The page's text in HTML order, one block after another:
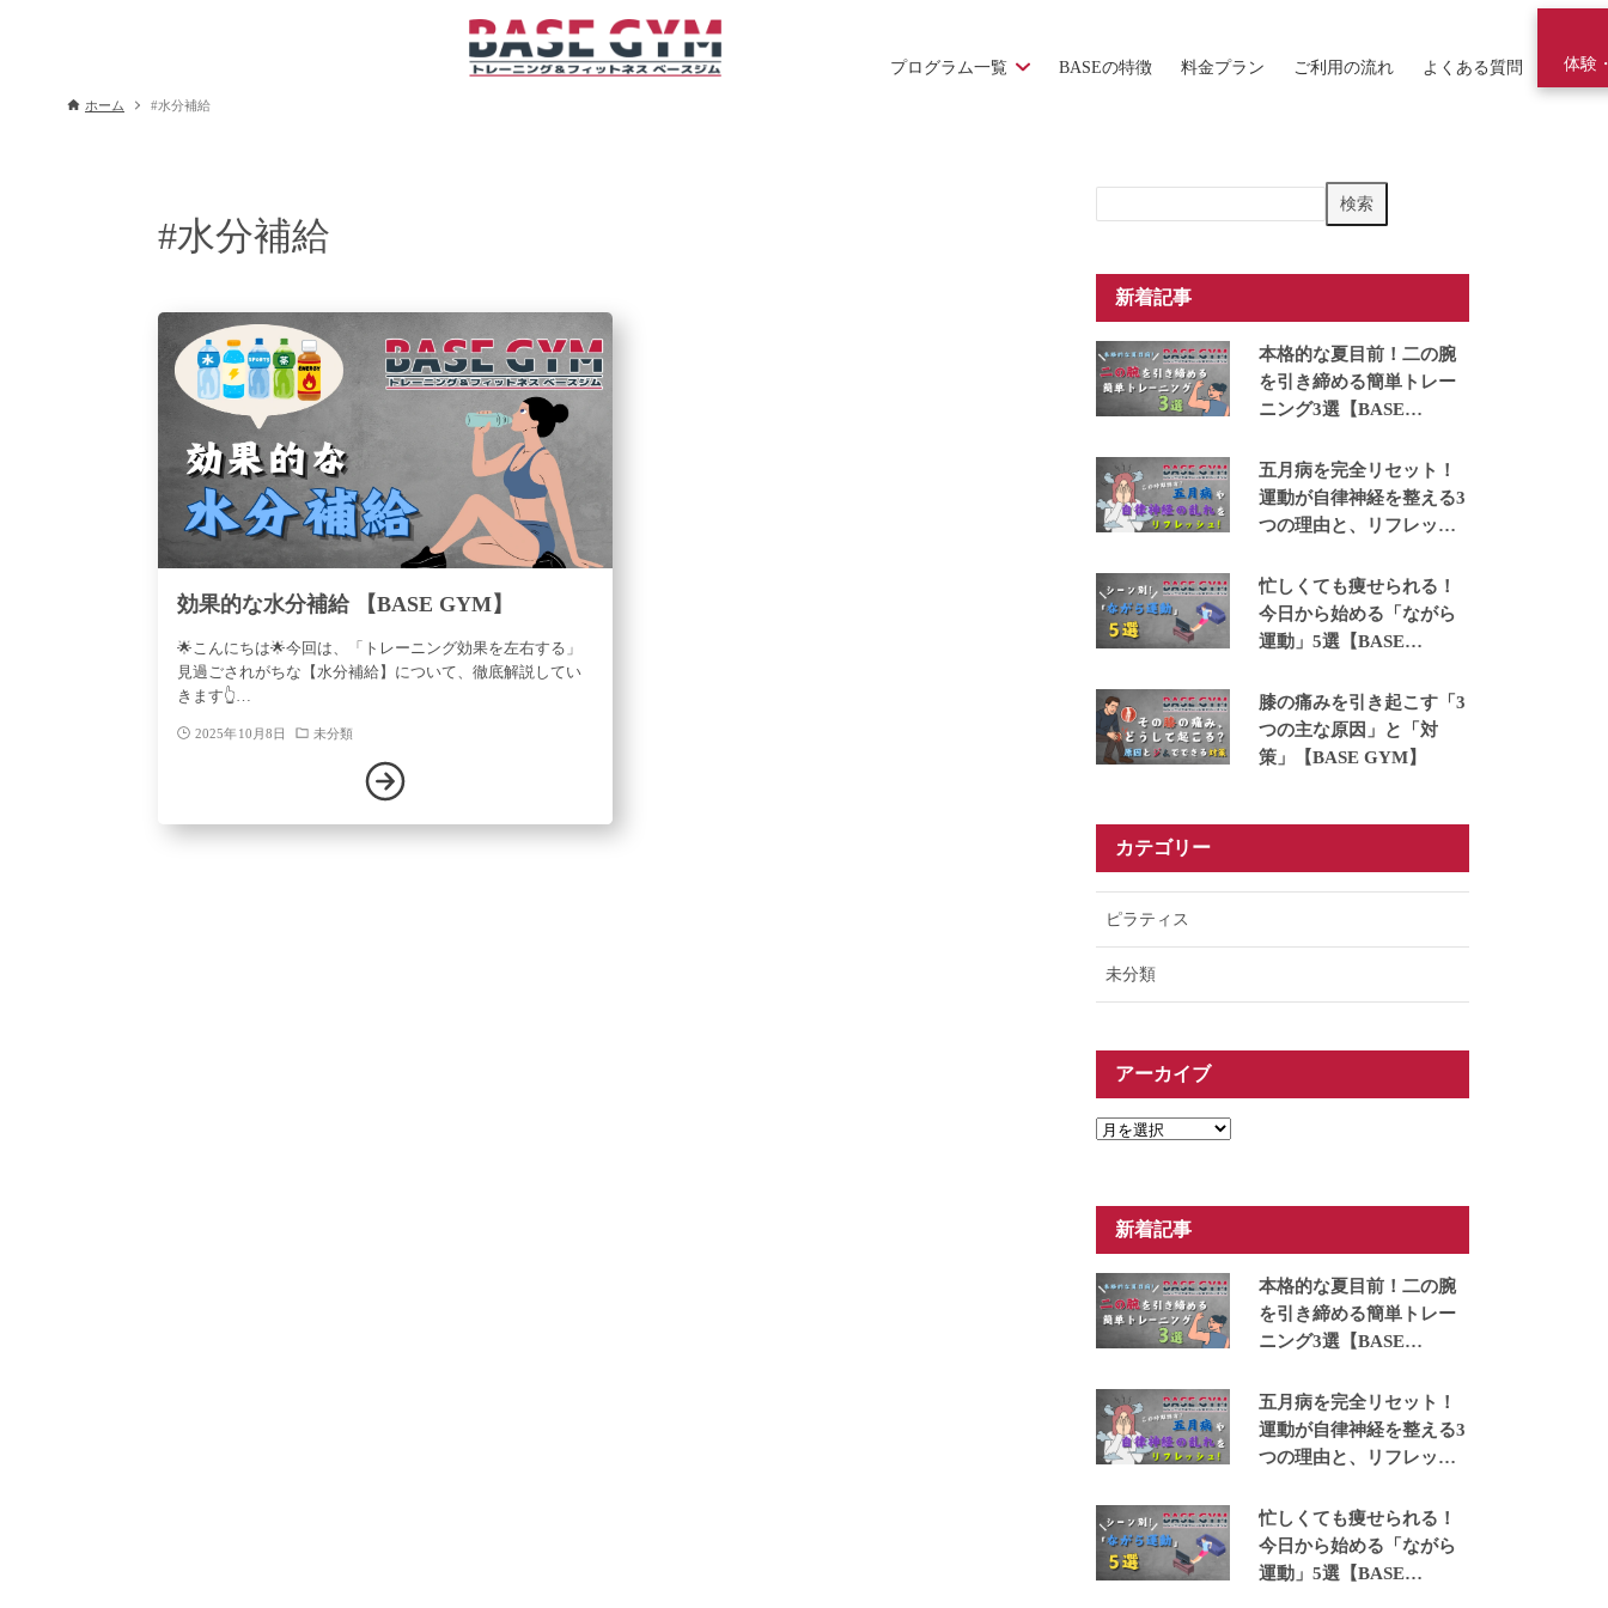
プログラム一覧 BASEの特徴 料金プラン ご利用の流れ よくある質問 体験
ホーム #水分補給
#水分補給
効果的な水分補給 【BASE GYM】
🌟こんにちは🌟今回は、「トレーニング効果を左右する」
見過ごされがちな【水分補給】について、徹底解説してい
きます👆…
2025年10月8日 未分類
検
索
検索
新着記事
本格的な夏目前！二の腕
を引き締める簡単トレー
ニング3選【BASE
五月病を完全リセット！
運動が自律神経を整える3
つの理由と、リフレッシ
GYM】
忙しくても痩せられる！
今日から始める「ながら
運動」5選【BASE
膝の痛みを引き起こす「3
つの主な原因」と「対
策」【BASE GYM】
カテゴリー
ピラティス
未分類
アーカイブ
ア
イ
新着記事
本格的な夏目前！二の腕
を引き締める簡単トレー
ニング3選【BASE
五月病を完全リセット！
運動が自律神経を整える3
つの理由と、リフレッシ
GYM】
忙しくても痩せられる！
今日から始める「ながら
運動」5選【BASE